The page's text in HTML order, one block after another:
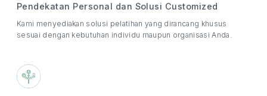
Pendekatan Personal dan Solusi Customized
Kami menyediakan solusi pelatihan yang dirancang khusus
sesuai dengan kebutuhan individu maupun organisasi Anda.